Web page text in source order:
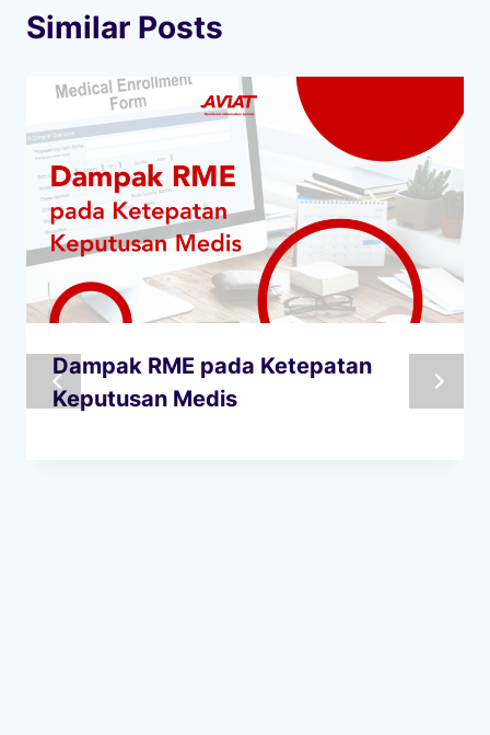
Similar Posts
Dampak RME pada Ketepatan
Keputusan Medis